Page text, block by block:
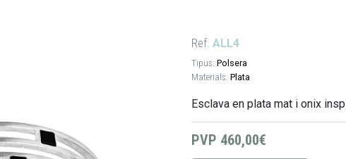
Ref. ALL4
Tipus: Polsera
Materials: Plata
Esclava en plata mat i onix
PVP 460,00€